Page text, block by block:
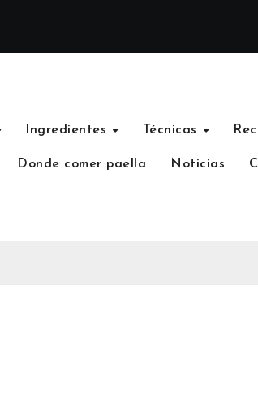
Ingredientes Técnicas
Donde comer paella Noticias